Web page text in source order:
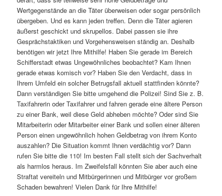
Wertgegenstände an die Täter überweisen oder sogar persönlich
übergeben. Und es kann jeden treffen. Denn die Täter agieren
äußerst geschickt und skrupellos. Dabei passen sie ihre
Gesprächstaktiken und Vorgehensweisen ständig an. Deshalb
benötigen wir jetzt Ihre Mithilfe! Haben Sie gerade im Bereich
Schifferstadt etwas Ungewöhnliches beobachtet? Kam Ihnen
gerade etwas komisch vor? Haben Sie den Verdacht, dass in
Ihrem Umfeld ein solcher Betrugsfall aktuell stattfinden könnte?
Dann verständigen Sie bitte umgehend die Polizei! Sind Sie z. B.
Taxifahrerin oder Taxifahrer und fahren gerade eine ältere Person
zu einer Bank, weil diese Geld abheben möchte? Oder sind Sie
Mitarbeiterin oder Mitarbeiter einer Bank und sollen einer älteren
Person einen ungewöhnlich hohen Geldbetrag von ihrem Konto
auszahlen? Die Situation kommt Ihnen verdächtig vor? Dann
rufen Sie bitte die 110! Im besten Fall stellt sich der Sachverhalt
als harmlos heraus. Im Zweifelsfall könnten Sie aber auch eine
Straftat vereiteln und Mitbürgerinnen und Mitbürger vor großem
Schaden bewahren! Vielen Dank für Ihre Mithilfe!